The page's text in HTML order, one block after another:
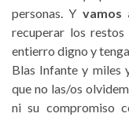
personas. Y vamos
recuperar los
entierro digno y
Blas Infante y miles
que no las/os
ni su compromiso